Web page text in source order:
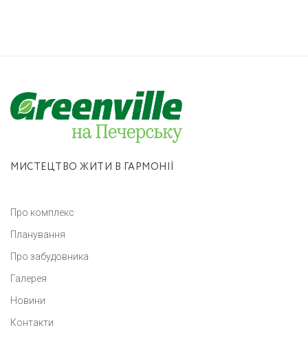
МИСТЕЦТВО ЖИТИ В ГАРМОНІЇ
Про комплекс
Планування
Про забудовника
Галерея
Новини
Контакти